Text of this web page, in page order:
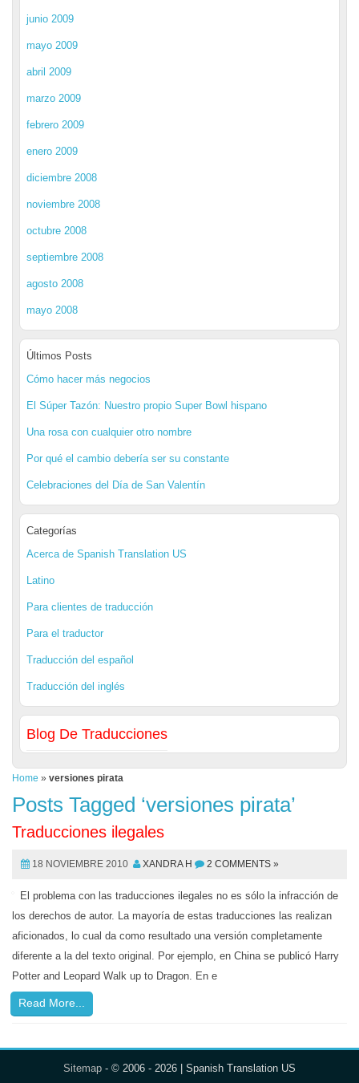
junio 2009
mayo 2009
abril 2009
marzo 2009
febrero 2009
enero 2009
diciembre 2008
noviembre 2008
octubre 2008
septiembre 2008
agosto 2008
mayo 2008
Últimos Posts
Cómo hacer más negocios
El Súper Tazón: Nuestro propio Super Bowl hispano
Una rosa con cualquier otro nombre
Por qué el cambio debería ser su constante
Celebraciones del Día de San Valentín
Categorías
Acerca de Spanish Translation US
Latino
Para clientes de traducción
Para el traductor
Traducción del español
Traducción del inglés
Blog De Traducciones
Home » versiones pirata
Posts Tagged ‘versiones pirata’
Traducciones ilegales
18 NOVIEMBRE 2010 XANDRA H 2 COMMENTS »
El problema con las traducciones ilegales no es sólo la infracción de
los derechos de autor. La mayoría de estas traducciones las realizan
aficionados, lo cual da como resultado una versión completamente
diferente a la del texto original. Por ejemplo, en China se publicó Harry
Potter and Leopard Walk up to Dragon. En e
Read More...
Sitemap - © 2006 - 2026 | Spanish Translation US